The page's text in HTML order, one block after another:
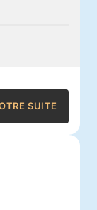
SUITE